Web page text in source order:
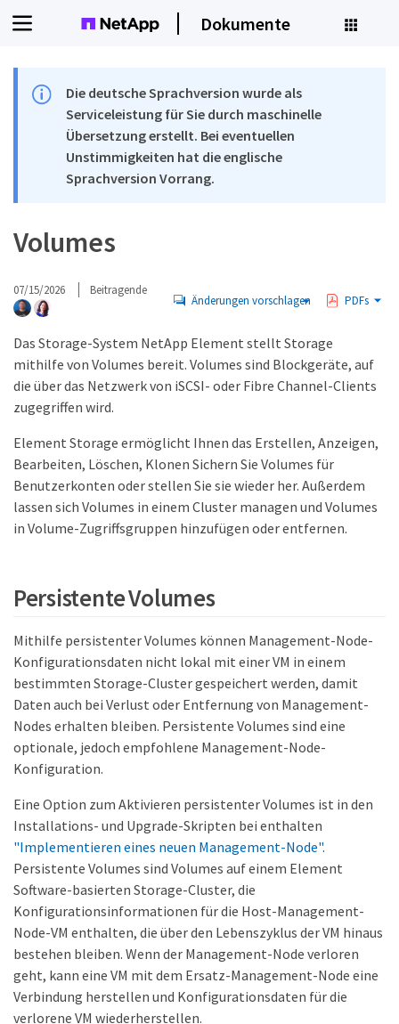
Dokumente
Die deutsche Sprachversion wurde als
Serviceleistung für Sie durch maschinelle
Übersetzung erstellt. Bei eventuellen
Unstimmigkeiten hat die englische
Sprachversion Vorrang.
Volumes
07/15/2026 Beitragende
Änderungen vorschlagen PDFs
Das Storage-System NetApp Element stellt Storage
mithilfe von Volumes bereit. Volumes sind Blockgeräte, auf
die über das Netzwerk von iSCSI- oder Fibre Channel-Clients
zugegriffen wird.
Element Storage ermöglicht Ihnen das Erstellen, Anzeigen,
Bearbeiten, Löschen, Klonen Sichern Sie Volumes für
Benutzerkonten oder stellen Sie sie wieder her. Außerdem
lassen sich Volumes in einem Cluster managen und Volumes
in Volume-Zugriffsgruppen hinzufügen oder entfernen.
Persistente Volumes
Mithilfe persistenter Volumes können Management-Node-
Konfigurationsdaten nicht lokal mit einer VM in einem
bestimmten Storage-Cluster gespeichert werden, damit
Daten auch bei Verlust oder Entfernung von Management-
Nodes erhalten bleiben. Persistente Volumes sind eine
optionale, jedoch empfohlene Management-Node-
Konfiguration.
Eine Option zum Aktivieren persistenter Volumes ist in den
Installations- und Upgrade-Skripten bei enthalten
"Implementieren eines neuen Management-Node".
Persistente Volumes sind Volumes auf einem Element
Software-basierten Storage-Cluster, die
Konfigurationsinformationen für die Host-Management-
Node-VM enthalten, die über den Lebenszyklus der VM hinaus
bestehen bleiben. Wenn der Management-Node verloren
geht, kann eine VM mit dem Ersatz-Management-Node eine
Verbindung herstellen und Konfigurationsdaten für die
verlorene VM wiederherstellen.